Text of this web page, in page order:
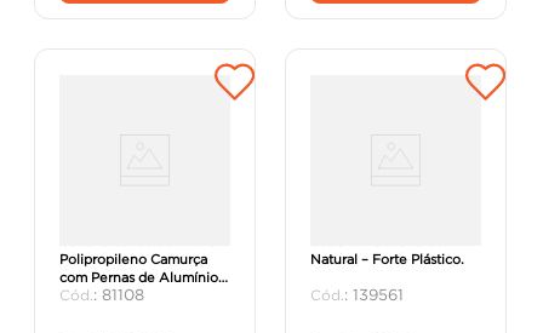
Polipropileno Camurça
com Pernas de Alumínio -
Tramontina.
: 81108
Natural – Forte Plástico.
: 139561